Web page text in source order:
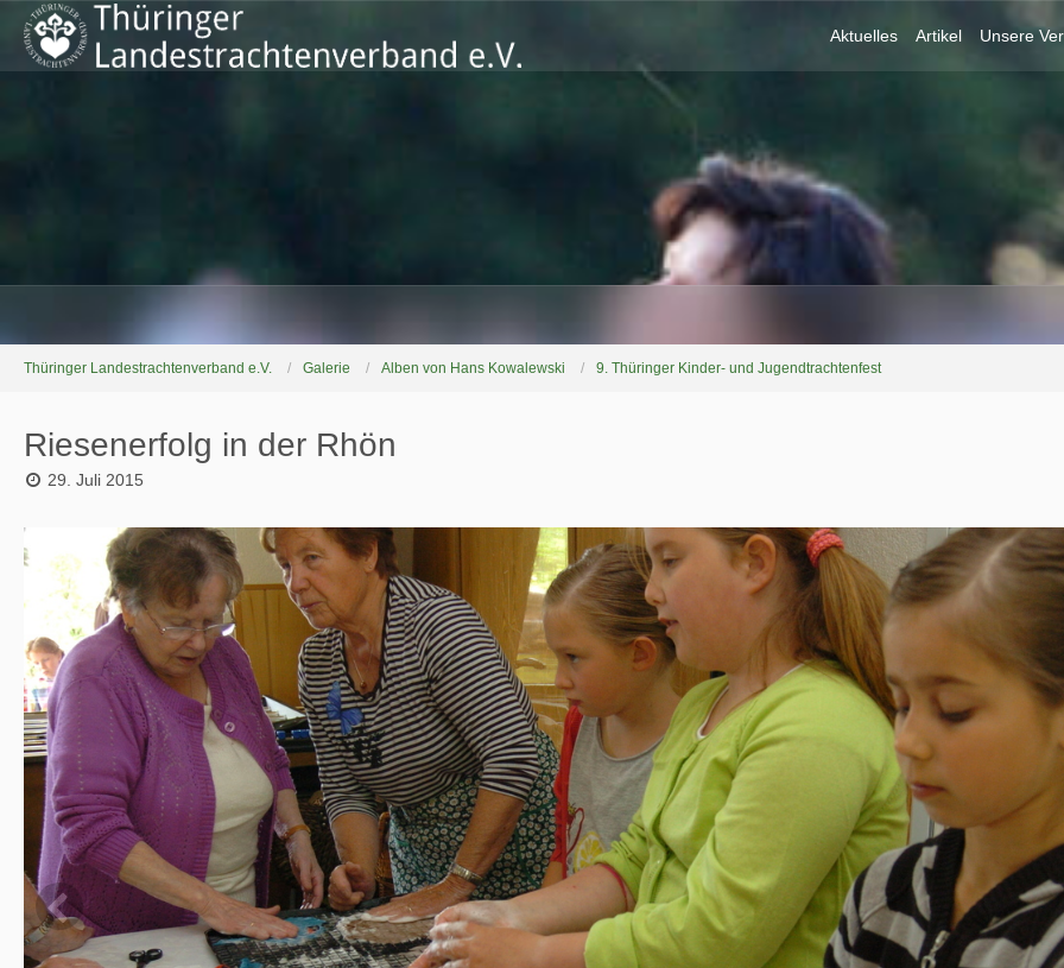
Aktuelles Artikel Unsere
Thüringer Landestrachtenverband e.V. Galerie Alben von Hans Kowalewski 9. Thüringer Kinder- und Jugendtrachtenfest
Riesenerfolg in der Rhön
29. Juli 2015